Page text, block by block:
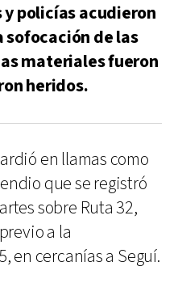
policías acudieron
sofocación de las
materiales fueron
heridos.
en llamas como
que se registró
sobre Ruta 32,
a la
en cercanías a Seguí.